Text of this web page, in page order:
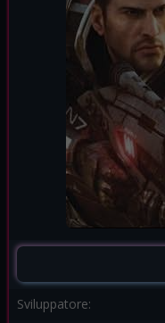
Sviluppatore: